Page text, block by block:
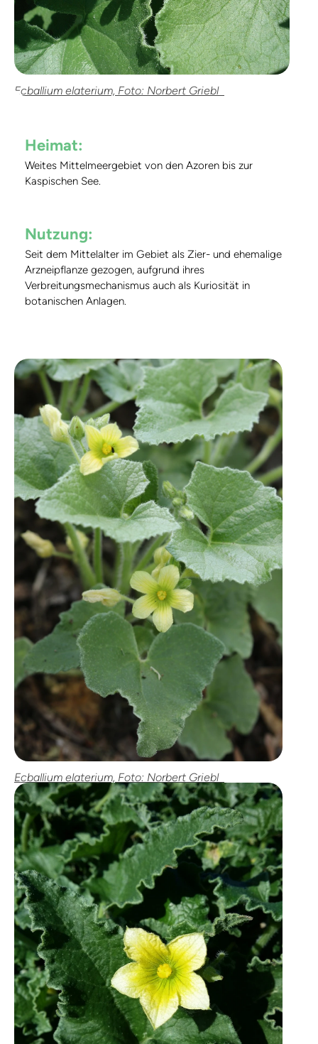
Ecballium elaterium, Foto: Norbert Griebl
Heimat:
Weites Mittelmeergebiet von den Azoren bis zur
Kaspischen See.
Nutzung:
Seit dem Mittelalter im Gebiet als Zier- und ehemalige
Arzneipflanze gezogen, aufgrund ihres
Verbreitungsmechanismus auch als Kuriosität in
botanischen Anlagen.
Ecballium elaterium, Foto: Norbert Griebl